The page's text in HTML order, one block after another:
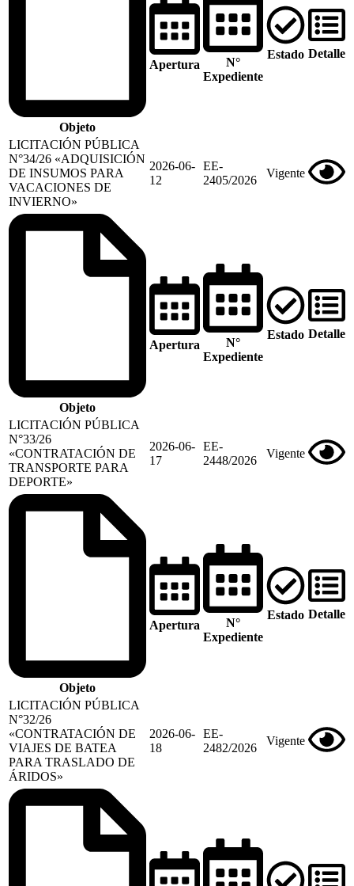
Objeto
Apertura
N°
Expediente
Estado Detalle
LICITACIÓN PÚBLICA
N°34/26 «ADQUISICIÓN
DE INSUMOS PARA
VACACIONES DE
INVIERNO»
2026-06-
12
EE-
2405/2026
Vigente
Objeto
Apertura
N°
Expediente
Estado Detalle
LICITACIÓN PÚBLICA
N°33/26
«CONTRATACIÓN DE
TRANSPORTE PARA
DEPORTE»
2026-06-
17
EE-
2448/2026
Vigente
Objeto
Apertura
N°
Expediente
Estado Detalle
LICITACIÓN PÚBLICA
N°32/26
«CONTRATACIÓN DE
VIAJES DE BATEA
PARA TRASLADO DE
ÁRIDOS»
2026-06-
18
EE-
2482/2026
Vigente